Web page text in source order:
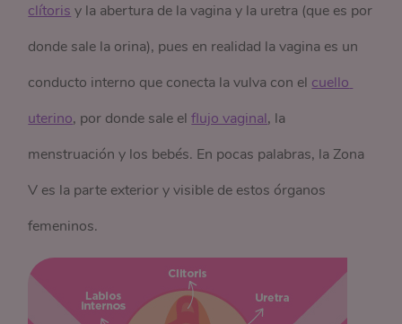
clítoris y la abertura de la vagina y la uretra (que es por
donde sale la orina), pues en realidad la vagina es un
conducto interno que conecta la vulva con el cuello
uterino, por donde sale elflujo vaginal, la
menstruación y los bebés. En pocas palabras, la Zona
V es la parte exterior y visible de estos órganos
femeninos.